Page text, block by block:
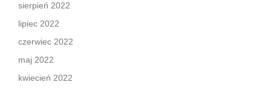
sierpień 2022
lipiec 2022
czerwiec 2022
maj 2022
kwiecień 2022